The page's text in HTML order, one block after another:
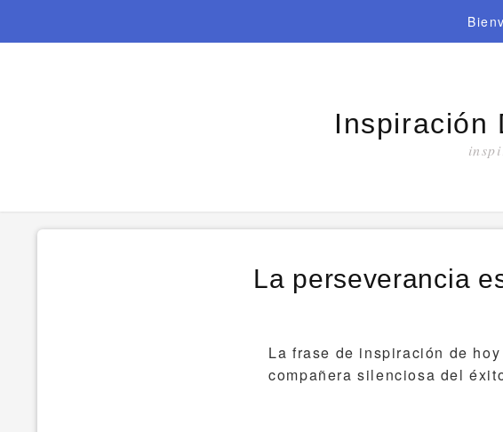
Inspiración
La perseverancia
La frase de inspiración de
compañera silenciosa del